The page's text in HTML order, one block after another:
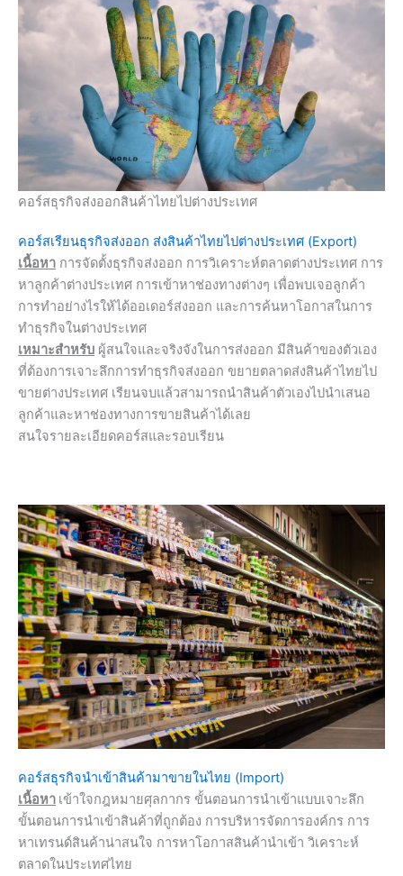
คอร์สธุรกิจส่งออกสินค้าไทยไปต่างประเทศ
คอร์สเรียนธุรกิจส่งออก ส่งสินค้าไทยไปต่างประเทศ (Export)
เนื้อหา การจัดตั้งธุรกิจส่งออก การวิเคราะห์ตลาดต่างประเทศ การ
หาลูกค้าต่างประเทศ การเข้าหาช่องทางต่างๆ เพื่อพบเจอลูกค้า
การทำอย่างไรให้ได้ออเดอร์ส่งออก และการค้นหาโอกาสในการ
ทำธุรกิจในต่างประเทศ
เหมาะสำหรับ ผู้สนใจและจริงจังในการส่งออก มีสินค้าของตัวเอง
ที่ต้องการเจาะลึกการทำธุรกิจส่งออก ขยายตลาดส่งสินค้าไทยไป
ขายต่างประเทศ เรียนจบแล้วสามารถนำสินค้าตัวเองไปนำเสนอ
ลูกค้าและหาช่องทางการขายสินค้าได้เลย
สนใจรายละเอียดคอร์สและรอบเรียน
คอร์สธุรกิจนำเข้าสินค้ามาขายในไทย (Import)
เนื้อหา เข้าใจกฎหมายศุลกากร ขั้นตอนการนำเข้าแบบเจาะลึก
ขั้นตอนการนำเข้าสินค้าที่ถูกต้อง การบริหารจัดการองค์กร การ
หาเทรนด์สินค้าน่าสนใจ การหาโอกาสสินค้านำเข้า วิเคราะห์
ตลาดในประเทศไทย